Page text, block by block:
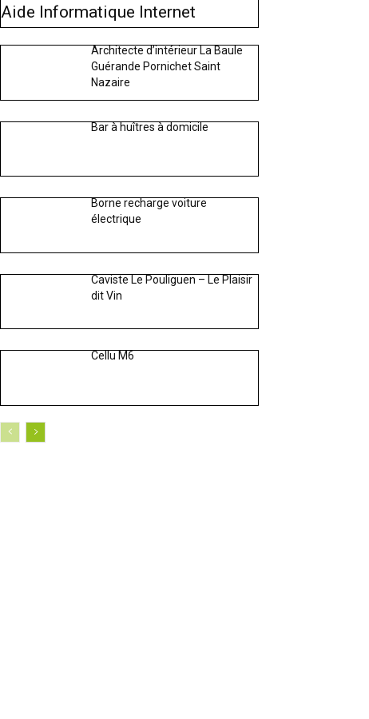
Aide Informatique Internet
Architecte d’intérieur La Baule
Guérande Pornichet Saint
Nazaire
Bar à huîtres à domicile
Borne recharge voiture
électrique
Caviste Le Pouliguen – Le Plaisir
dit Vin
Cellu M6